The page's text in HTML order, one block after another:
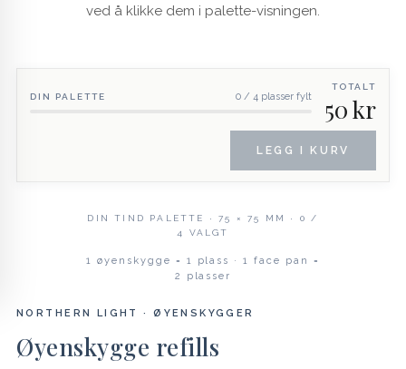
ved å klikke dem i palette-visningen.
DIN PALETTE 0 / 4 plasser fylt
TOTALT
50 kr
LEGG I KURV
DIN TIND PALETTE · 75 × 75 MM · 0
/
4 VALGT
1 øyenskygge = 1 plass · 1 face pan =
2 plasser
NORTHERN LIGHT · ØYENSKYGGER
Øyenskygge refills